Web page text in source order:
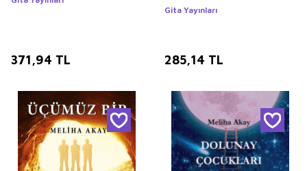
371,94 TL
Gita Yayınları
285,14 TL